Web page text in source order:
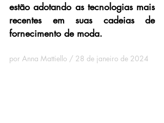
estão adotando as tecnologias mais
recentes em suas cadeias de
fornecimento de moda.
por Anna Mattiello / 28 de janeiro de 2024